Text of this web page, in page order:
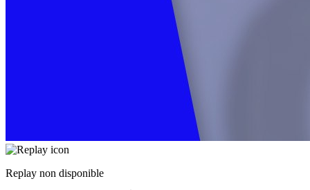
Replay non disponible